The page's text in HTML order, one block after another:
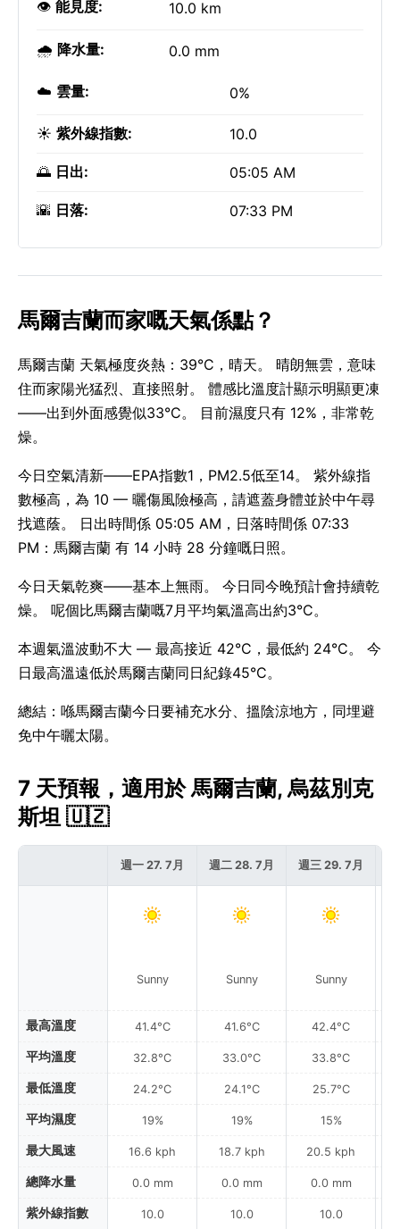
👁️ 能見度: 10.0 km
🌧️ 降水量: 0.0 mm
☁️ 雲量: 0%
☀️ 紫外線指數: 10.0
🌅 日出: 05:05 AM
🌇 日落: 07:33 PM
馬爾吉蘭而家嘅天氣係點？
馬爾吉蘭 天氣極度炎熱：39°C，晴天。 晴朗無雲，意味
住而家陽光猛烈、直接照射。 體感比溫度計顯示明顯更凍
——出到外面感覺似33°C。 目前濕度只有 12%，非常乾
燥。
今日空氣清新——EPA指數1，PM2.5低至14。 紫外線指
數極高，為 10 — 曬傷風險極高，請遮蓋身體並於中午尋
找遮蔭。 日出時間係 05:05 AM，日落時間係 07:33
PM：馬爾吉蘭 有 14 小時 28 分鐘嘅日照。
今日天氣乾爽——基本上無雨。 今日同今晚預計會持續乾
燥。 呢個比馬爾吉蘭嘅7月平均氣溫高出約3°C。
本週氣溫波動不大 — 最高接近 42°C，最低約 24°C。 今
日最高溫遠低於馬爾吉蘭同日紀錄45°C。
總結：喺馬爾吉蘭今日要補充水分、搵陰涼地方，同埋避
免中午曬太陽。
7 天預報，適用於 馬爾吉蘭, 烏茲別克
斯坦 🇺🇿
最高溫度
平均溫度
最低溫度
平均濕度
最大風速
總降水量
紫外線指數
週一 27. 7月
Sunny
41.4°C
32.8°C
24.2°C
19%
16.6 kph
0.0 mm
10.0
週二 28. 7月
Sunny
41.6°C
33.0°C
24.1°C
19%
18.7 kph
0.0 mm
10.0
週三 29. 7月
Sunny
42.4°C
33.8°C
25.7°C
15%
20.5 kph
0.0 mm
10.0